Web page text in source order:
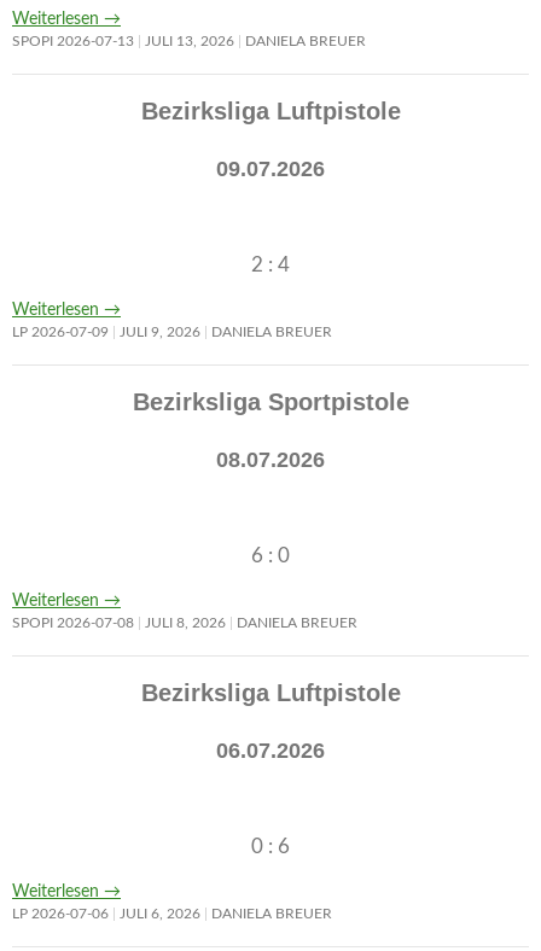
Weiterlesen →
SPOPI 2026-07-13 JULI 13, 2026 DANIELA BREUER
Bezirksliga Luftpistole
09.07.2026
2 : 4
Weiterlesen →
LP 2026-07-09 JULI 9, 2026 DANIELA BREUER
Bezirksliga Sportpistole
08.07.2026
6 : 0
Weiterlesen →
SPOPI 2026-07-08 JULI 8, 2026 DANIELA BREUER
Bezirksliga Luftpistole
06.07.2026
0 : 6
Weiterlesen →
LP 2026-07-06 JULI 6, 2026 DANIELA BREUER